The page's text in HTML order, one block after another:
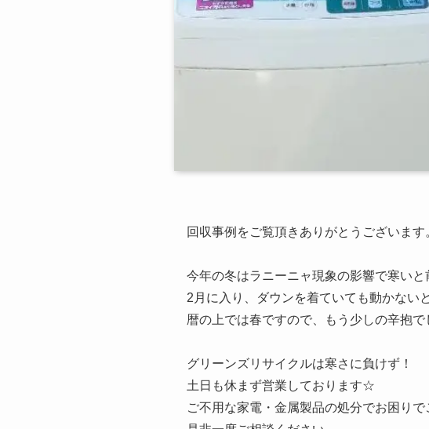
回収事例をご覧頂きありがとうございます
今年の冬はラニーニャ現象の影響で寒い
2月に入り、ダウンを着ていても動かない
暦の上では春ですので、もう少しの辛抱で
グリーンズリサイクルは寒さに負けず！
土日も休まず営業しております☆
ご不用な家電・金属製品の処分でお困りで